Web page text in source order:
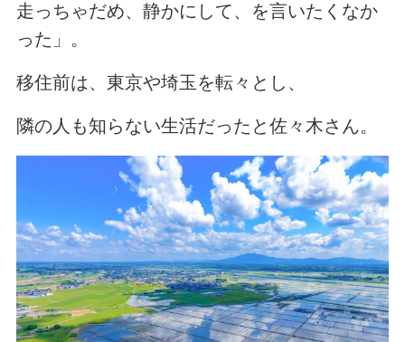
走っちゃだめ、静かにして、を言いたくなか
った」。
移住前は、東京や埼玉を転々とし、
隣の人も知らない生活だったと佐々木さん。